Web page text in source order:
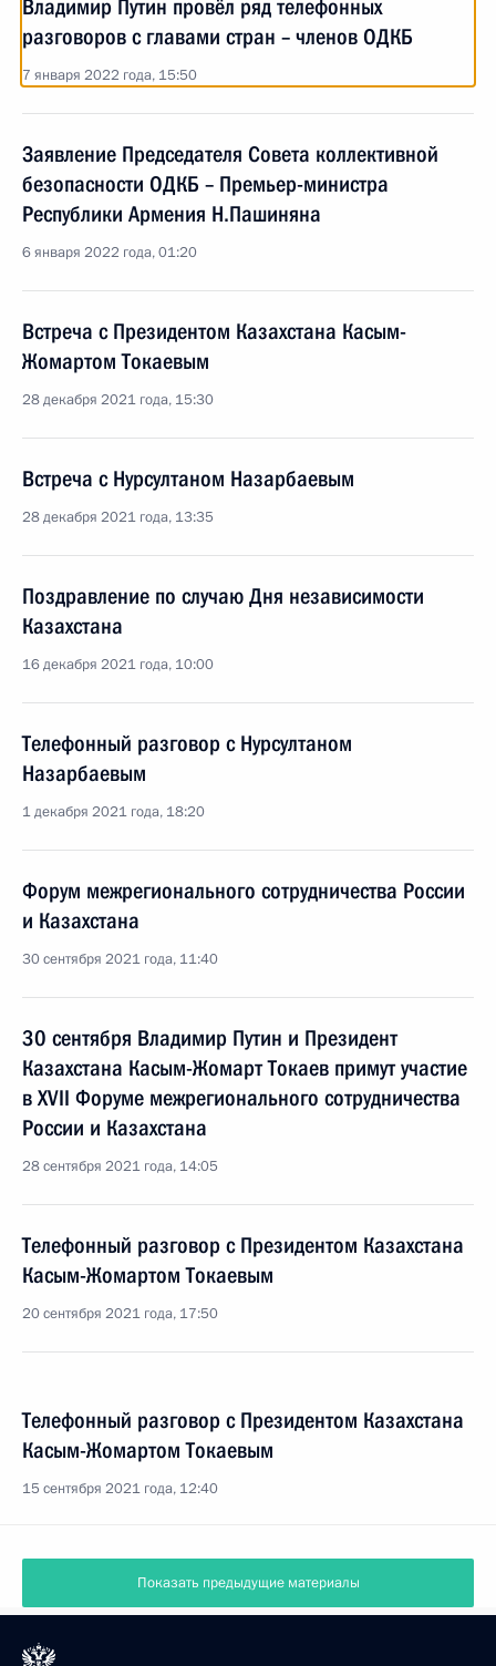
Владимир Путин провёл ряд телефонных
разговоров с главами стран – членов ОДКБ
7 января 2022 года, 15:50
Заявление Председателя Совета коллективной
безопасности ОДКБ – Премьер-министра
Республики Армения Н.Пашиняна
6 января 2022 года, 01:20
Встреча с Президентом Казахстана Касым-
Жомартом Токаевым
28 декабря 2021 года, 15:30
Встреча с Нурсултаном Назарбаевым
28 декабря 2021 года, 13:35
Поздравление по случаю Дня независимости
Казахстана
16 декабря 2021 года, 10:00
Телефонный разговор с Нурсултаном
Назарбаевым
1 декабря 2021 года, 18:20
Форум межрегионального сотрудничества России
и Казахстана
30 сентября 2021 года, 11:40
30 сентября Владимир Путин и Президент
Казахстана Касым-Жомарт Токаев примут участие
в XVII Форуме межрегионального сотрудничества
России и Казахстана
28 сентября 2021 года, 14:05
Телефонный разговор с Президентом Казахстана
Касым-Жомартом Токаевым
20 сентября 2021 года, 17:50
Телефонный разговор с Президентом Казахстана
Касым-Жомартом Токаевым
15 сентября 2021 года, 12:40
Показать предыдущие материалы